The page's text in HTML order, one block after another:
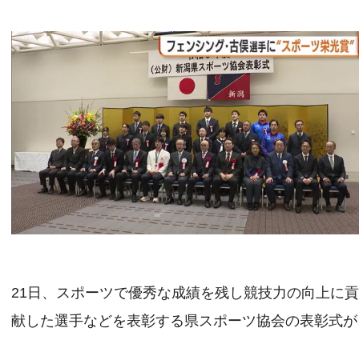
21日、スポーツで優秀な成績を残し競技力の向上に貢
献した選手などを表彰する県スポーツ協会の表彰式